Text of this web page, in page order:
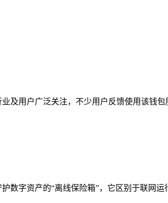
及用户广泛关注，不少用户反馈使用该钱
数字资产的“离线保险箱”，它区别于联网